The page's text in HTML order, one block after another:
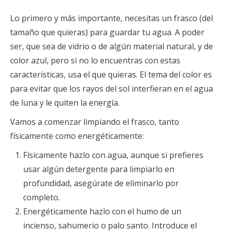
Lo primero y más importante, necesitas un frasco (del
tamaño que quieras) para guardar tu agua. A poder
ser, que sea de vidrio o de algún material natural, y de
color azul, pero si no lo encuentras con estas
características, usa el que quieras. El tema del color es
para evitar que los rayos del sol interfieran en el agua
de luna y le quiten la energía.
Vamos a comenzar limpiando el frasco, tanto
físicamente como energéticamente:
Físicamente hazlo con agua, aunque si prefieres
usar algún detergente para limpiarlo en
profundidad, asegúrate de eliminarlo por
completo.
Energéticamente hazlo con el humo de un
incienso, sahumerio o palo santo. Introduce el